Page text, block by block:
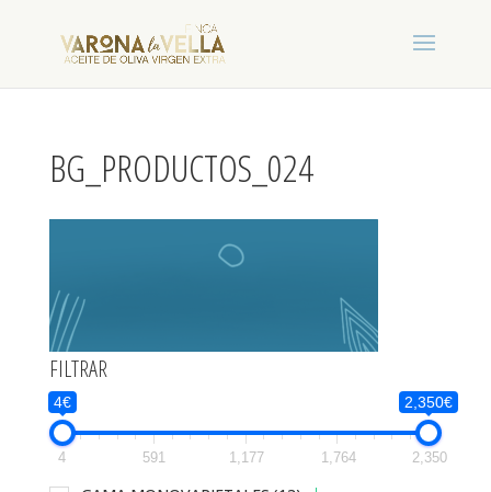
BG_PRODUCTOS_024
FILTRAR
4€ 2,350€
4 591 1,177 1,764 2,350